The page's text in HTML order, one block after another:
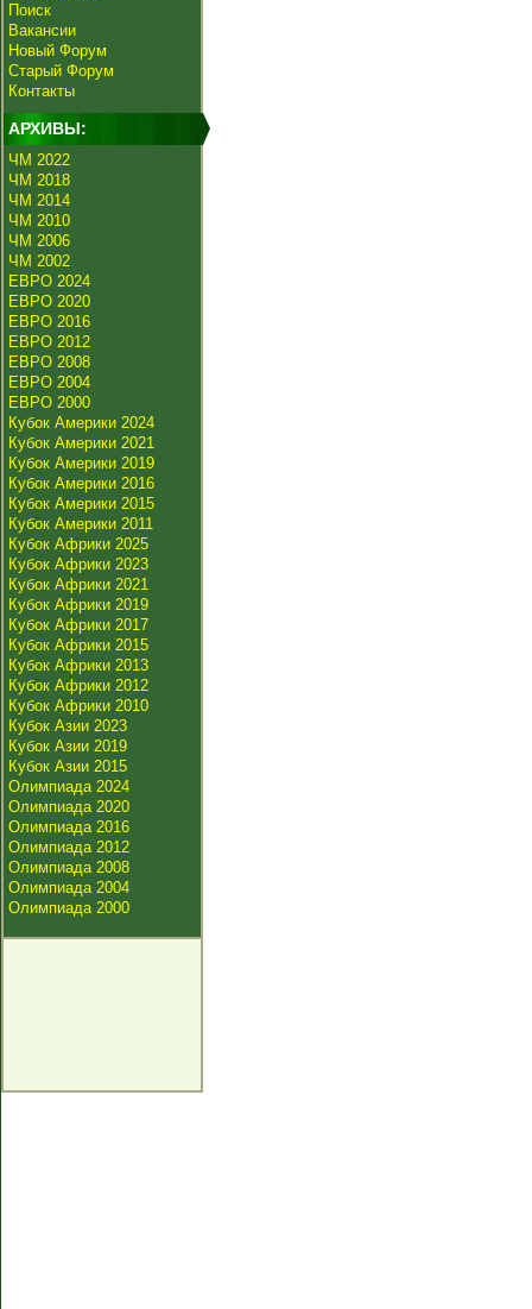
Поиск
Вакансии
Новый Форум
Старый Форум
Контакты
АРХИВЫ:
ЧМ 2022
ЧМ 2018
ЧМ 2014
ЧМ 2010
ЧМ 2006
ЧМ 2002
ЕВРО 2024
ЕВРО 2020
ЕВРО 2016
ЕВРО 2012
ЕВРО 2008
ЕВРО 2004
ЕВРО 2000
Кубок Америки 2024
Кубок Америки 2021
Кубок Америки 2019
Кубок Америки 2016
Кубок Америки 2015
Кубок Америки 2011
Кубок Африки 2025
Кубок Африки 2023
Кубок Африки 2021
Кубок Африки 2019
Кубок Африки 2017
Кубок Африки 2015
Кубок Африки 2013
Кубок Африки 2012
Кубок Африки 2010
Кубок Азии 2023
Кубок Азии 2019
Кубок Азии 2015
Олимпиада 2024
Олимпиада 2020
Олимпиада 2016
Олимпиада 2012
Олимпиада 2008
Олимпиада 2004
Олимпиада 2000